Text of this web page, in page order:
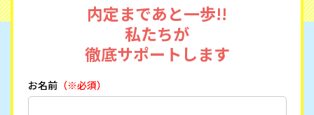
内定まであと一歩!!
私たちが
徹底サポートします
お名前（※必須）